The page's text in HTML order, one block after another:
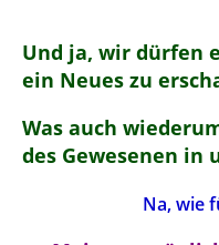
Und ja, wir dürfen
ein Neues zu
Was auch
des Gewesenen in
Na, wie